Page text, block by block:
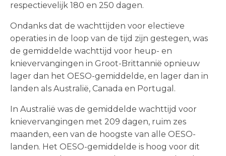
respectievelijk 180 en 250 dagen.
Ondanks dat de wachttijden voor electieve
operaties in de loop van de tijd zijn gestegen, was
de gemiddelde wachttijd voor heup- en
knievervangingen in Groot-Brittannië opnieuw
lager dan het OESO-gemiddelde, en lager dan in
landen als Australië, Canada en Portugal.
In Australië was de gemiddelde wachttijd voor
knievervangingen met 209 dagen, ruim zes
maanden, een van de hoogste van alle OESO-
landen. Het OESO-gemiddelde is hoog voor dit